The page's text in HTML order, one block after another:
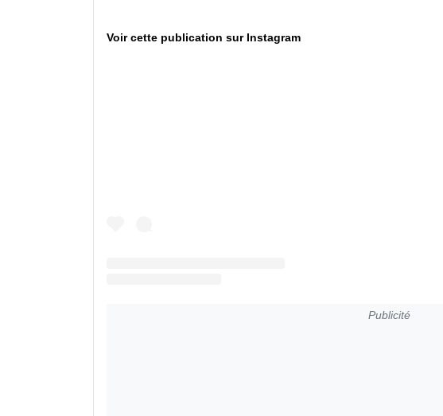
Voir cette publication sur Instagram
Publicité